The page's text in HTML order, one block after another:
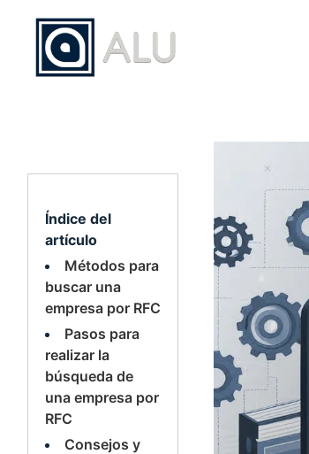
contenido
Índice del
artículo
Métodos para
buscar una
empresa por RFC
Pasos para
realizar la
búsqueda de
una empresa por
RFC
Consejos y